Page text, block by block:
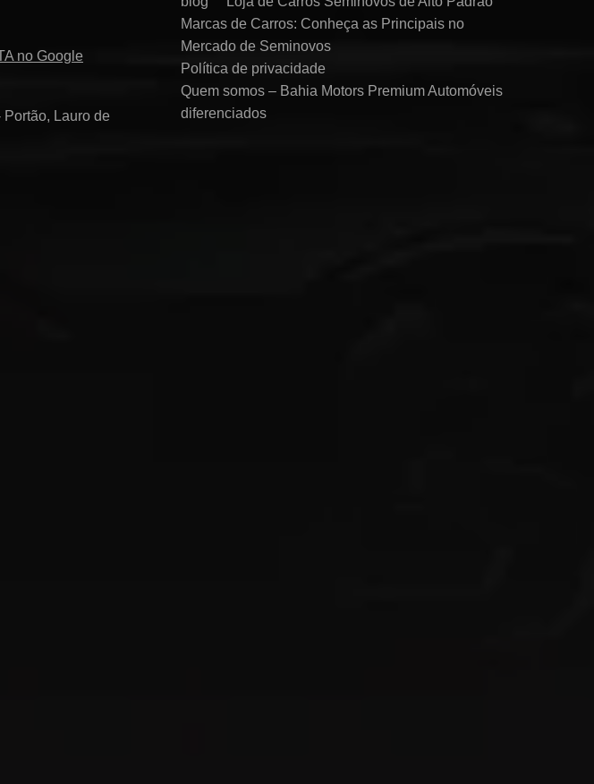
no Google
Portão, Lauro de
Marcas de Carros: Conheça as Principais no
Mercado de Seminovos
Política de privacidade
Quem somos – Bahia Motors Premium Automóveis
diferenciados